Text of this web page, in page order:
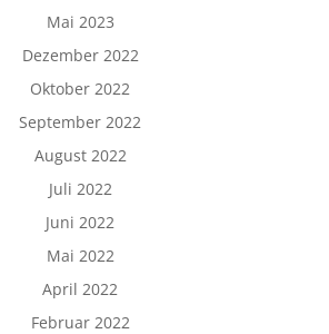
Mai 2023
Dezember 2022
Oktober 2022
September 2022
August 2022
Juli 2022
Juni 2022
Mai 2022
April 2022
Februar 2022